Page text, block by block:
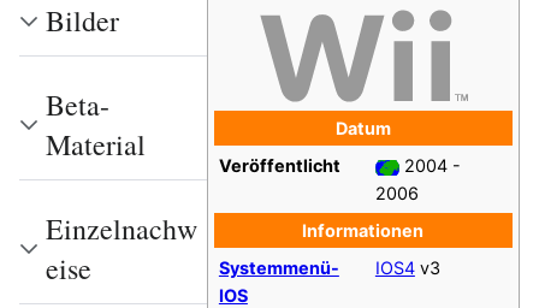
Datum
Veröffentlicht
2004 -
2006
Informationen
Systemmenü-
IOS
IOS4v3
Bilder
Beta-
Material
Einzelnachw
eise